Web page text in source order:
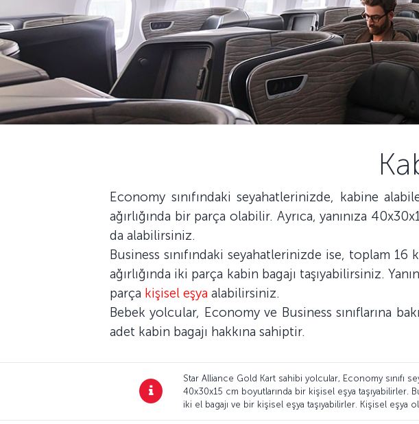
Economy sınıfındaki seyahatlerinizde, kabine
ağırlığında bir parça olabilir. Ayrıca, yanınıza
da alabilirsiniz.
Business sınıfındaki seyahatlerinizde ise, toplam
ağırlığında iki parça kabin bagajı taşıyabilirsiniz.
parça kişisel eşya alabilirsiniz.
Bebek yolcular, Economy ve Business sınıflarına
adet kabin bagajı hakkına sahiptir.
Star Alliance Gold Kart sahibi yolcular, Economy sınıfı
40x30x15 cm boyutlarında bir kişisel eşya taşıyabilirler.
iki el bagajı ve bir kişisel eşya taşıyabilirler. Kişisel